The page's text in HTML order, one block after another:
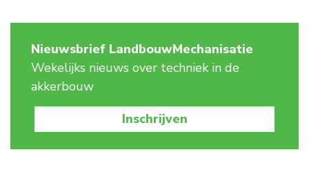
Nieuwsbrief LandbouwMechanisatie
Wekelijks nieuws over techniek in de
akkerbouw
Inschrijven